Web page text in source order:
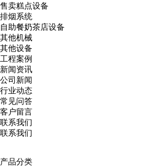
售卖糕点设备
排烟系统
自助餐奶茶店设备
其他机械
其他设备
工程案例
新闻资讯
公司新闻
行业动态
常见问答
客户留言
联系我们
联系我们
产品分类